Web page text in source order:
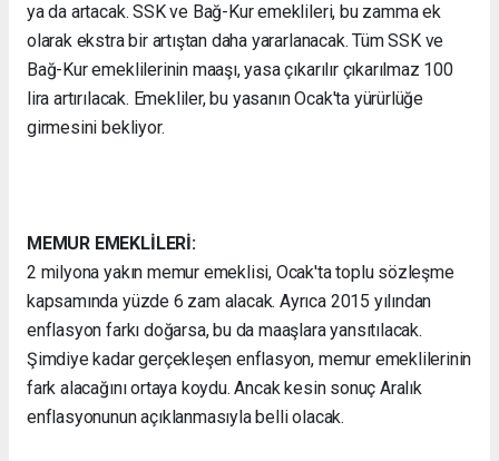
ya da artacak. SSK ve Bağ-Kur emeklileri, bu zamma ek
olarak ekstra bir artıştan daha yararlanacak. Tüm SSK ve
Bağ-Kur emeklilerinin maaşı, yasa çıkarılır çıkarılmaz 100
lira artırılacak. Emekliler, bu yasanın Ocak'ta yürürlüğe
girmesini bekliyor.
MEMUR EMEKLİLERİ:
2 milyona yakın memur emeklisi, Ocak'ta toplu sözleşme
kapsamında yüzde 6 zam alacak. Ayrıca 2015 yılından
enflasyon farkı doğarsa, bu da maaşlara yansıtılacak.
Şimdiye kadar gerçekleşen enflasyon, memur emeklilerinin
fark alacağını ortaya koydu. Ancak kesin sonuç Aralık
enflasyonunun açıklanmasıyla belli olacak.